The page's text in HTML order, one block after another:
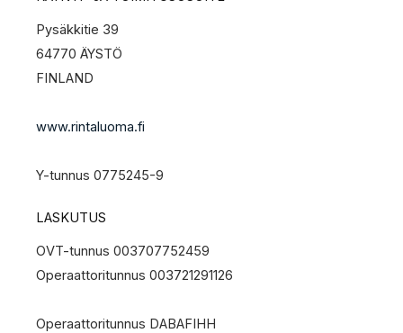
Pysäkkitie 39
64770 ÄYSTÖ
FINLAND
www.rintaluoma.fi
Y-tunnus 0775245-9
LASKUTUS
OVT-tunnus 003707752459
Operaattoritunnus 003721291126
Operaattoritunnus DABAFIHH